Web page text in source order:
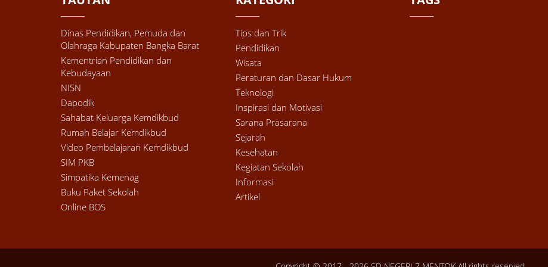
Dinas Pendidikan, Pemuda dan
Olahraga Kabupaten Bangka Barat
Kementrian Pendidikan dan
Kebudayaan
NISN
Dapodik
Sahabat Keluarga Kemdikbud
Rumah Belajar Kemdikbud
Video Pembelajaran Kemdikbud
SIM PKB
Simpatika Kemenag
Buku Paket Sekolah
Online BOS
Tips dan Trik
Pendidikan
Wisata
Peraturan dan Dasar Hukum
Teknologi
Inspirasi dan Motivasi
Sarana Prasarana
Sejarah
Kesehatan
Kegiatan Sekolah
Informasi
Artikel